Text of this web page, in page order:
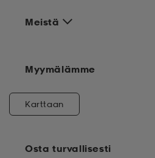
Meistä
Osta turvallisesti
Myymälämme
Karttaan